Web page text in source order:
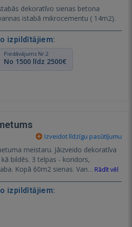
dekoratīvo sienas betona
( 42m2) un vannas istabā mikrocementu ( 14m2).
izpildītājiem:
Piedāvājums Nr.2
No 1500 līdz 2500€
Izveidot līdzīgu pasūtījumu
meistaru. Jāizveido dekoratīva
bildēs. 3 telpas - koridors,
Kopā 60m2 sienas. Van… Rādīt vēl
izpildītājiem: